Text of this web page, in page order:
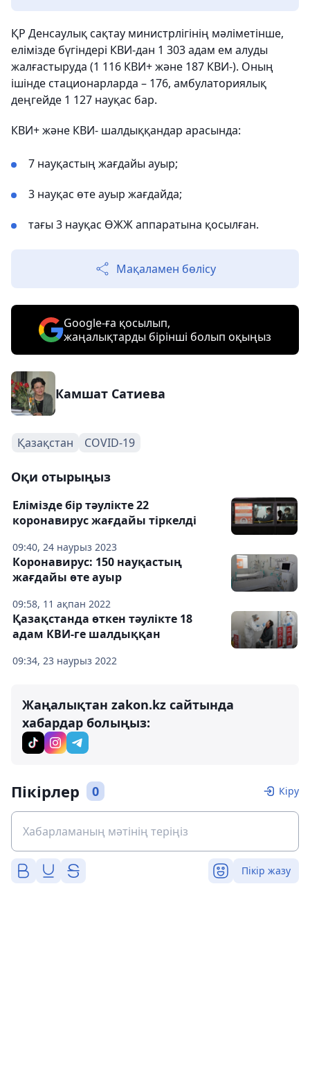
ҚР Денсаулық сақтау министрлігінің мәліметінше,
елімізде бүгіндері КВИ-дан 1 303 адам ем алуды
жалғастыруда (1 116 КВИ+ және 187 КВИ-). Оның
ішінде стационарларда – 176, амбулаториялық
деңгейде 1 127 науқас бар.
КВИ+ және КВИ- шалдыққандар арасында:
7 науқастың жағдайы ауыр;
3 науқас өте ауыр жағдайда;
тағы 3 науқас ӨЖЖ аппаратына қосылған.
Мақаламен бөлісу
Google-ға қосылып,
жаңалықтарды бірінші болып оқыңыз
Камшат Сатиева
Қазақстан COVID-19
Оқи отырыңыз
09:40, 24 наурыз 2023
Елімізде бір тәулікте 22
коронавирус жағдайы тіркелді
09:58, 11 ақпан 2022
Коронавирус: 150 науқастың
жағдайы өте ауыр
09:34, 23 наурыз 2022
Қазақстанда өткен тәулікте 18
адам КВИ-ге шалдыққан
Жаңалықтан zakon.kz сайтында
хабардар болыңыз:
Пікірлер 0 Кіру
Пікір жазу